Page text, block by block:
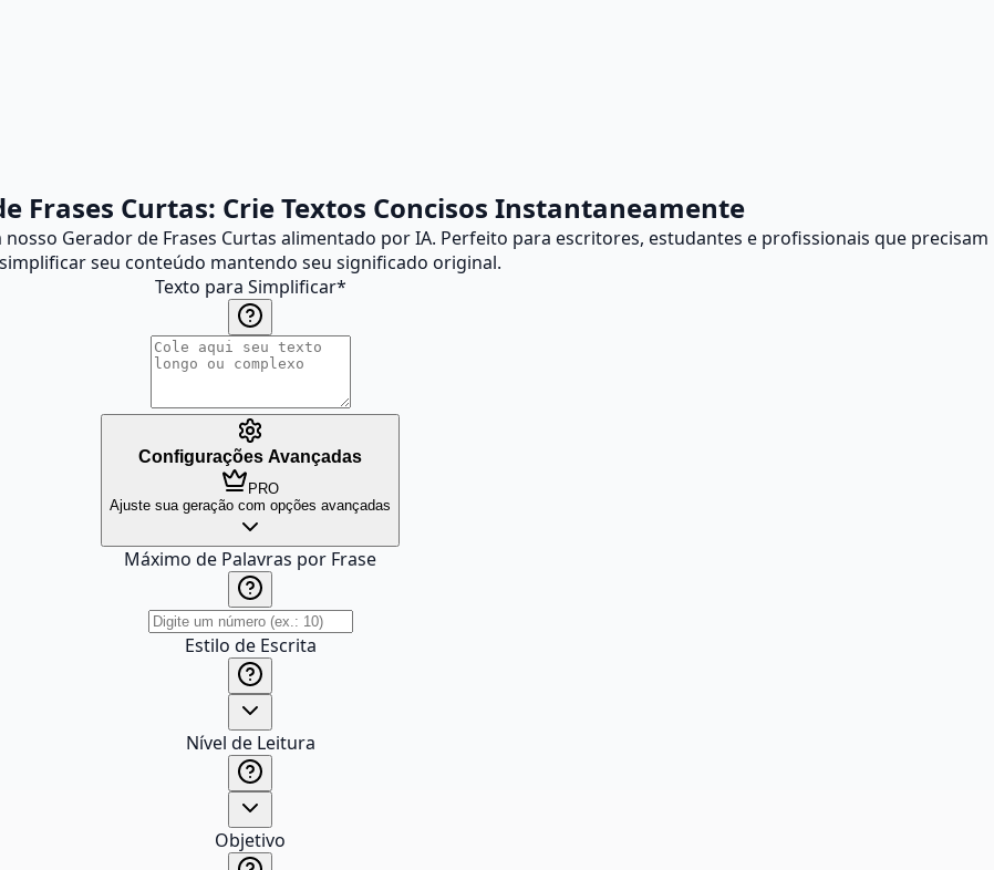
Frases Curtas: Crie Textos Concisos Instantaneamente
Gerador de Frases Curtas alimentado por IA. Perfeito para escritores, estudantes e profissionais que precisam
simplificar seu conteúdo mantendo seu significado original.
Texto para Simplificar*
Configurações Avançadas
PRO
Ajuste sua geração com opções avançadas
Máximo de Palavras por Frase
Estilo de Escrita
Nível de Leitura
Objetivo